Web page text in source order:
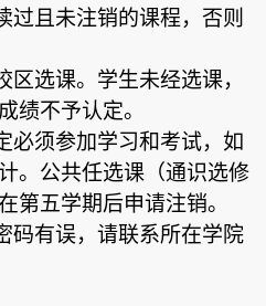
过且未注销的课程，否则
区选课。 学生未经选课，
绩不予认定。
必须参加学习和考试，如
。 公共任选课（通识选修
第五学期后申请注销。
码有误，请联系所在学院